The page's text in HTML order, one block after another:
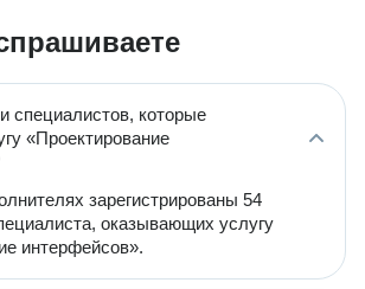
специалистов, которые
«Проектирование
зарегистрированы 54
оказывающих услугу
интерфейсов».